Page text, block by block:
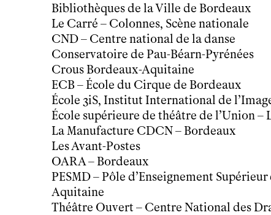
Bibliothèques de la Ville de Bordeaux
Le Carré – Colonnes, Scène nationale
CND – Centre national de la danse
Conservatoire de Pau-Béarn-Pyrénées
Crous Bordeaux-Aquitaine
ECB – École du Cirque de Bordeaux
École 3iS, Institut International de
École supérieure de théâtre de l’Union –
La Manufacture CDCN – Bordeaux
Les Avant-Postes
OARA – Bordeaux
PESMD – Pôle d’Enseignement
Aquitaine
Théâtre Ouvert – Centre National des
Formation supérieure
Les Promotions
Classe Égalité
Stages de théâtre gratuits
Insertion professionnelle
Soutenir l'école
Partenaires
Infos pratiques
Horaires et contacts
Tarifs, cartes et pass
Arriver au tnba
Accessibilité
FAQ